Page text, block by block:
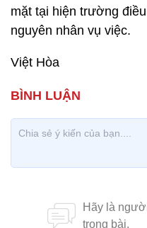
mặt tại hiện trường
nguyên nhân vụ việc.
Việt Hòa